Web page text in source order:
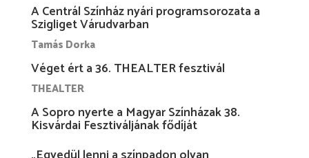
A Centrál Színház nyári programsorozata a
Szigliget Várudvarban
Tamás Dorka
Véget ért a 36. THEALTER fesztivál
THEALTER
A Sopro nyerte a Magyar Színházak 38.
Kisvárdai Fesztiváljának fődíját